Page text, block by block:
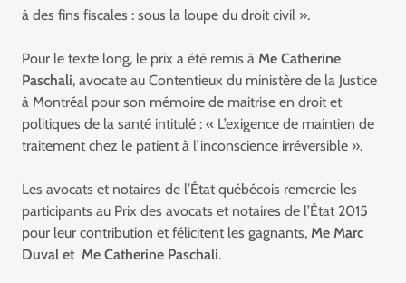
à des fins fiscales : sous la loupe du droit civil ».
Pour le texte long, le prix a été remis à Me Catherine
Paschali, avocate au Contentieux du ministère de la Justice
à Montréal pour son mémoire de maitrise en droit et
politiques de la santé intitulé : « L’exigence de maintien de
traitement chez le patient à l’inconscience irréversible ».
Les avocats et notaires de l’État québécois remercie les
participants au Prix des avocats et notaires de l’État 2015
pour leur contribution et félicitent les gagnants, Me Marc
Duval et Me Catherine Paschali.